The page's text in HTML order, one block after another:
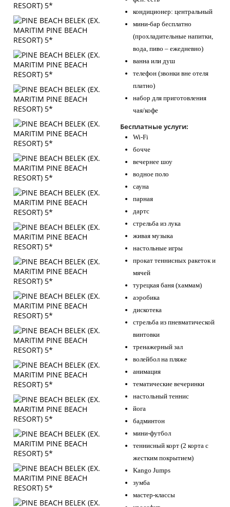
кондиционер: центральный
мини-бар бесплатно
(прохладительные напитки,
вода, пиво – ежедневно)
ванна или душ
телефон (звонки вне отеля
платно)
набор для приготовления
чая/кофе
Бесплатные услуги:
Wi-Fi
бочче
вечернее шоу
водное поло
сауна
парная
дартс
стрельба из лука
живая музыка
настольные игры
прокат теннисных ракеток и
мячей
турецкая баня (хаммам)
аэробика
дискотека
стрельба из пневматической
винтовки
тренажерный зал
волейбол на пляже
анимация
тематические вечеринки
настольный теннис
йога
бадминтон
мини-футбол
теннисный корт (2 корта с
жестким покрытием)
Kango Jumps
зумба
мастер-классы